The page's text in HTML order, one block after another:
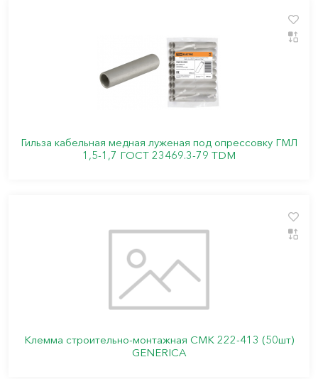
Гильза кабельная медная луженая под опрессовку ГМЛ
1,5-1,7 ГОСТ 23469.3-79 TDM
Клемма строительно-монтажная СМК 222-413 (50шт)
GENERICA